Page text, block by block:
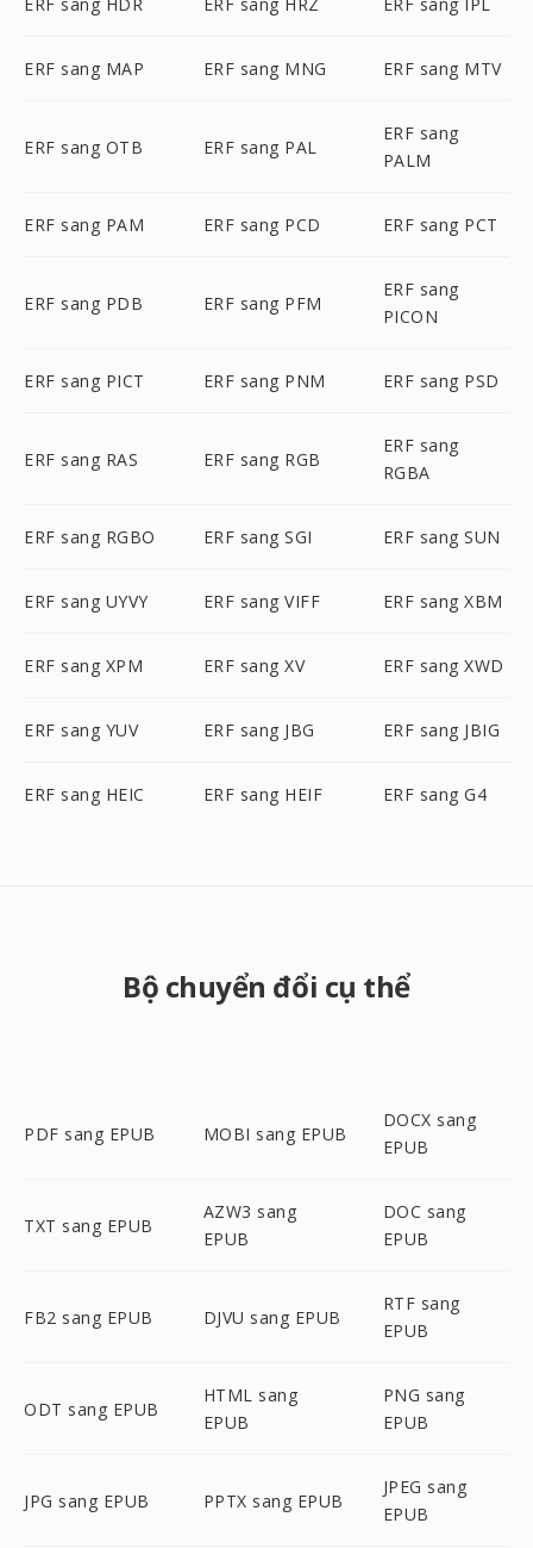
ERF sang MAP ERF sang MNG ERF sang MTV
ERF sang OTB ERF sang PAL
ERF sang
PALM
ERF sang PAM ERF sang PCD ERF sang PCT
ERF sang PDB ERF sang PFM
ERF sang
PICON
ERF sang PICT ERF sang PNM ERF sang PSD
ERF sang RAS ERF sang RGB
ERF sang
RGBA
ERF sang RGBO ERF sang SGI ERF sang SUN
ERF sang UYVY ERF sang VIFF ERF sang XBM
ERF sang XPM ERF sang XV ERF sang XWD
ERF sang YUV ERF sang JBG ERF sang JBIG
ERF sang HEIC ERF sang HEIF ERF sang G4
Bộ chuyển đổi cụ thể
PDF sang EPUB MOBI sang EPUB
DOCX sang
EPUB
TXT sang EPUB
AZW3 sang
EPUB
DOC sang
EPUB
FB2 sang EPUB DJVU sang EPUB
RTF sang
EPUB
ODT sang EPUB
HTML sang
EPUB
PNG sang
EPUB
JPG sang EPUB PPTX sang EPUB
JPEG sang
EPUB